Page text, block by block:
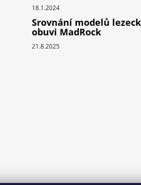
18.1.2024
Srovnání modelů
obuvi MadRock
21.8.2025